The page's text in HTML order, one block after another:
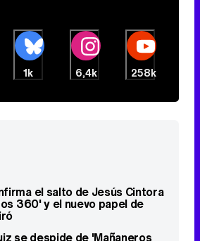
1k 6,4k 258k
el salto de Jesús Cintora
360' y el nuevo papel de
se despide de 'Mañaneros